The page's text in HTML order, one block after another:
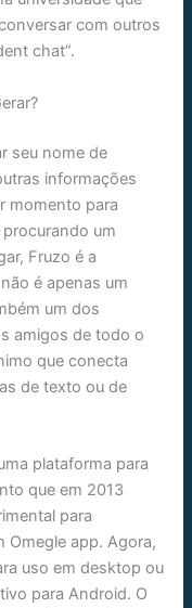
com outros
chat”.
seu nome de
informações
momento para
um
Fruzo é a
é apenas um
um dos
amigos de todo o
que conecta
de texto ou de
plataforma para
que em 2013
para
Omegle app. Agora,
uso em desktop ou
para Android. O